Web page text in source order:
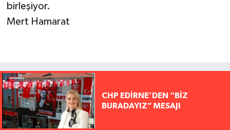
birleşiyor.
Mert Hamarat
CHP EDİRNE’DEN “BİZ
BURADAYIZ” MESAJI